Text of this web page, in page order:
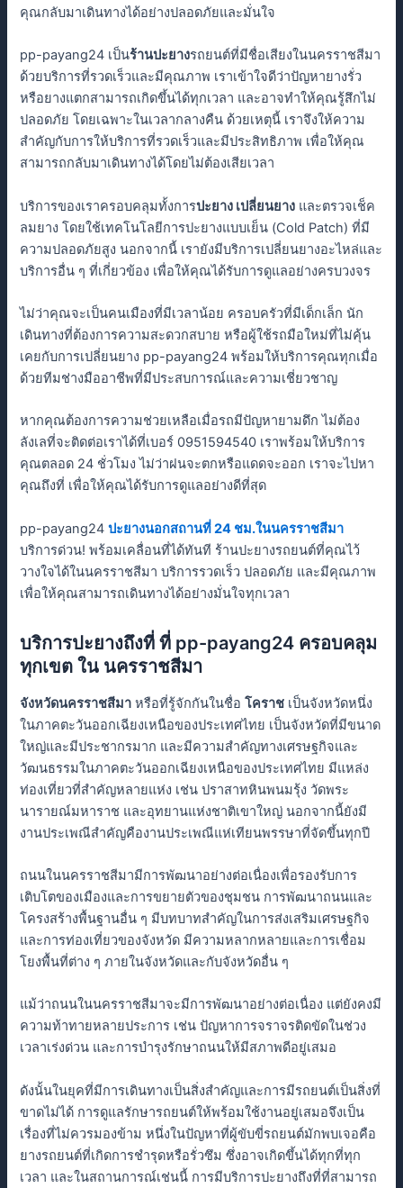
คุณกลับมาเดินทางได้อย่างปลอดภัยและมั่นใจ
pp-payang24 เป็นร้านปะยางรถยนต์ที่มีชื่อเสียงในนครราชสีมา
ด้วยบริการที่รวดเร็วและมีคุณภาพ เราเข้าใจดีว่าปัญหายางรั่ว
หรือยางแตกสามารถเกิดขึ้นได้ทุกเวลา และอาจทำให้คุณรู้สึกไม่
ปลอดภัย โดยเฉพาะในเวลากลางคืน ด้วยเหตุนี้ เราจึงให้ความ
สำคัญกับการให้บริการที่รวดเร็วและมีประสิทธิภาพ เพื่อให้คุณ
สามารถกลับมาเดินทางได้โดยไม่ต้องเสียเวลา
บริการของเราครอบคลุมทั้งการปะยาง เปลี่ยนยาง และตรวจเช็ค
ลมยาง โดยใช้เทคโนโลยีการปะยางแบบเย็น (Cold Patch) ที่มี
ความปลอดภัยสูง นอกจากนี้ เรายังมีบริการเปลี่ยนยางอะไหล่และ
บริการอื่น ๆ ที่เกี่ยวข้อง เพื่อให้คุณได้รับการดูแลอย่างครบวงจร
ไม่ว่าคุณจะเป็นคนเมืองที่มีเวลาน้อย ครอบครัวที่มีเด็กเล็ก นัก
เดินทางที่ต้องการความสะดวกสบาย หรือผู้ใช้รถมือใหม่ที่ไม่คุ้น
เคยกับการเปลี่ยนยาง pp-payang24 พร้อมให้บริการคุณทุกเมื่อ
ด้วยทีมช่างมืออาชีพที่มีประสบการณ์และความเชี่ยวชาญ
หากคุณต้องการความช่วยเหลือเมื่อรถมีปัญหายามดึก ไม่ต้อง
ลังเลที่จะติดต่อเราได้ที่เบอร์ 0951594540 เราพร้อมให้บริการ
คุณตลอด 24 ชั่วโมง ไม่ว่าฝนจะตกหรือแดดจะออก เราจะไปหา
คุณถึงที่ เพื่อให้คุณได้รับการดูแลอย่างดีที่สุด
pp-payang24ปะยางนอกสถานที่ 24 ชม.ในนครราชสีมา
บริการด่วน! พร้อมเคลื่อนที่ได้ทันที ร้านปะยางรถยนต์ที่คุณไว้
วางใจได้ในนครราชสีมา บริการรวดเร็ว ปลอดภัย และมีคุณภาพ
เพื่อให้คุณสามารถเดินทางได้อย่างมั่นใจทุกเวลา
บริการปะยางถึงที่ ที่ pp-payang24 ครอบคลุม
ทุกเขต ใน นครราชสีมา
จังหวัดนครราชสีมา หรือที่รู้จักกันในชื่อโคราช เป็นจังหวัดหนึ่ง
ในภาคตะวันออกเฉียงเหนือของประเทศไทย เป็นจังหวัดที่มีขนาด
ใหญ่และมีประชากรมาก และมีความสำคัญทางเศรษฐกิจและ
วัฒนธรรมในภาคตะวันออกเฉียงเหนือของประเทศไทย มีแหล่ง
ท่องเที่ยวที่สำคัญหลายแห่ง เช่น ปราสาทหินพนมรุ้ง วัดพระ
นารายณ์มหาราช และอุทยานแห่งชาติเขาใหญ่ นอกจากนี้ยังมี
งานประเพณีสำคัญคืองานประเพณีแห่เทียนพรรษาที่จัดขึ้นทุกปี
ถนนในนครราชสีมามีการพัฒนาอย่างต่อเนื่องเพื่อรองรับการ
เติบโตของเมืองและการขยายตัวของชุมชน การพัฒนาถนนและ
โครงสร้างพื้นฐานอื่น ๆ มีบทบาทสำคัญในการส่งเสริมเศรษฐกิจ
และการท่องเที่ยวของจังหวัด มีความหลากหลายและการเชื่อม
โยงพื้นที่ต่าง ๆ ภายในจังหวัดและกับจังหวัดอื่น ๆ
แม้ว่าถนนในนครราชสีมาจะมีการพัฒนาอย่างต่อเนื่อง แต่ยังคงมี
ความท้าทายหลายประการ เช่น ปัญหาการจราจรติดขัดในช่วง
เวลาเร่งด่วน และการบำรุงรักษาถนนให้มีสภาพดีอยู่เสมอ
ดังนั้นในยุคที่มีการเดินทางเป็นสิ่งสำคัญและการมีรถยนต์เป็นสิ่งที่
ขาดไม่ได้ การดูแลรักษารถยนต์ให้พร้อมใช้งานอยู่เสมอจึงเป็น
เรื่องที่ไม่ควรมองข้าม หนึ่งในปัญหาที่ผู้ขับขี่รถยนต์มักพบเจอคือ
ยางรถยนต์ที่เกิดการชำรุดหรือรั่วซึม ซึ่งอาจเกิดขึ้นได้ทุกที่ทุก
เวลา และในสถานการณ์เช่นนี้ การมีบริการปะยางถึงที่ที่สามารถ